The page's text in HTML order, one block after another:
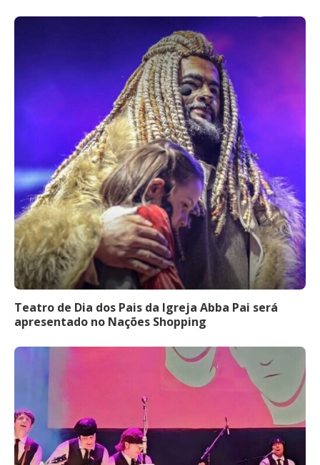
Teatro de Dia dos Pais da Igreja Abba Pai será
apresentado no Nações Shopping